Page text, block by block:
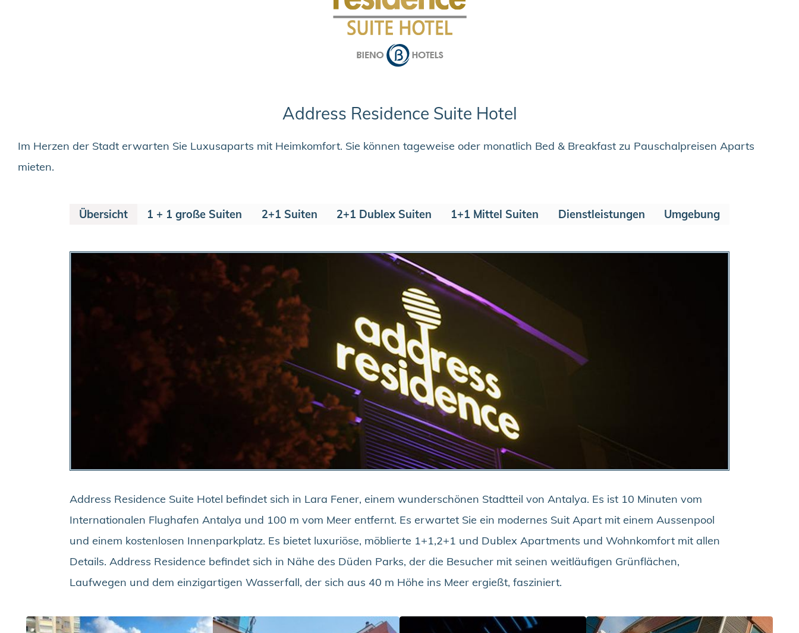
Address Residence Suite Hotel
Im Herzen der Stadt erwarten Sie Luxusaparts mit Heimkomfort. Sie können tageweise oder monatlich Bed & Breakfast zu Pauschalpreisen Aparts
mieten.
Übersicht 1 + 1 große Suiten 2+1 Suiten 2+1 Dublex Suiten 1+1 Mittel Suiten Dienstleistungen Umgebung
Address Residence Suite Hotel befindet sich in Lara Fener, einem wunderschönen Stadtteil von Antalya. Es ist 10 Minuten vom
Internationalen Flughafen Antalya und 100 m vom Meer entfernt. Es erwartet Sie ein modernes Suit Apart mit einem Aussenpool
und einem kostenlosen Innenparkplatz. Es bietet luxuriöse, möblierte 1+1,2+1 und Dublex Apartments und Wohnkomfort mit allen
Details. Address Residence befindet sich in Nähe des Düden Parks, der die Besucher mit seinen weitläufigen Grünflächen,
Laufwegen und dem einzigartigen Wasserfall, der sich aus 40 m Höhe ins Meer ergießt, fasziniert.